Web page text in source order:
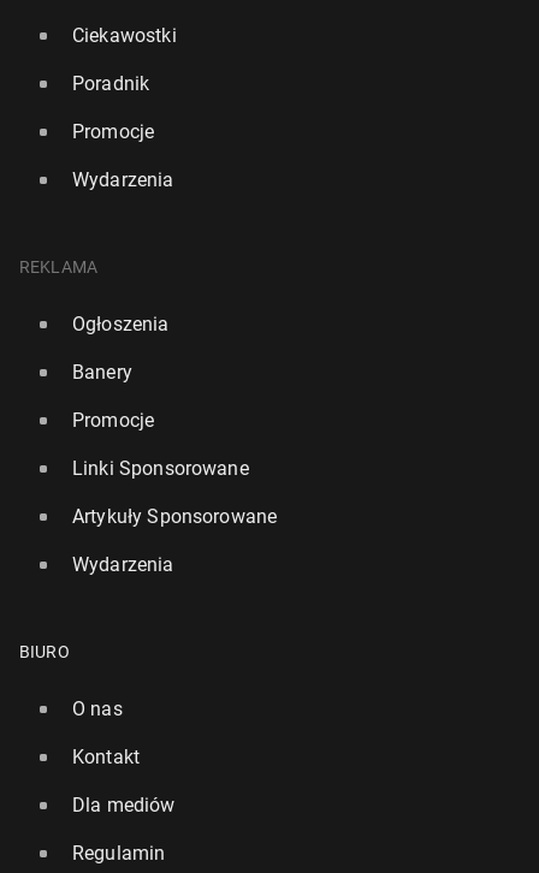
Ciekawostki
Poradnik
Promocje
Wydarzenia
REKLAMA
Ogłoszenia
Banery
Promocje
Linki Sponsorowane
Artykuły Sponsorowane
Wydarzenia
BIURO
O nas
Kontakt
Dla mediów
Regulamin